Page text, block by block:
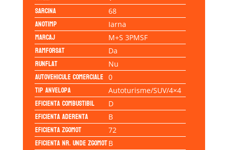
Sarcina 68
Anotimp Iarna
Marcaj M+S 3PMSF
Ramforsat Da
Runflat Nu
Autovehicule comerciale 0
Tip anvelopa Autoturisme/SUV/4×4
Eficienta Combustibil D
Eficienta Aderenta B
Eficienta Zgomot 72
Eficienta Nr. Unde ZgomotB